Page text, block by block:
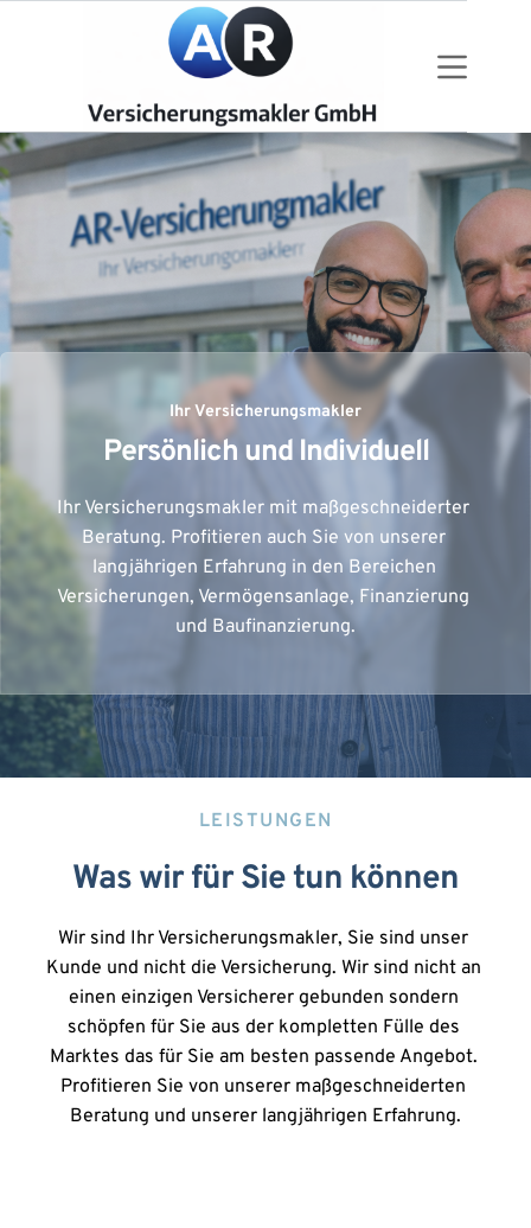
Ihr Versicherungsmakler
Persönlich und Individuell
Ihr Versicherungsmakler mit maßgeschneiderter
Beratung. Profitieren auch Sie von unserer
langjährigen Erfahrung in den Bereichen
Versicherungen, Vermögensanlage, Finanzierung
und Baufinanzierung.
LEISTUNGEN
Was wir für Sie tun können
Wir sind Ihr Versicherungsmakler, Sie sind unser
Kunde und nicht die Versicherung. Wir sind nicht an
einen einzigen Versicherer gebunden sondern
schöpfen für Sie aus der kompletten Fülle des
Marktes das für Sie am besten passende Angebot.
Profitieren Sie von unserer maßgeschneiderten
Beratung und unserer langjährigen Erfahrung.